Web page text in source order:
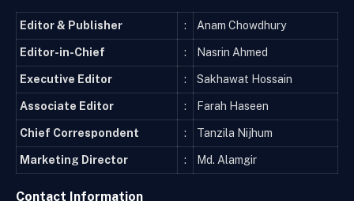
Editor & Publisher : Anam Chowdhury
Editor-in-Chief : Nasrin Ahmed
Executive Editor : Sakhawat Hossain
Associate Editor : Farah Haseen
Chief Correspondent : Tanzila Nijhum
Marketing Director : Md. Alamgir
Contact Information